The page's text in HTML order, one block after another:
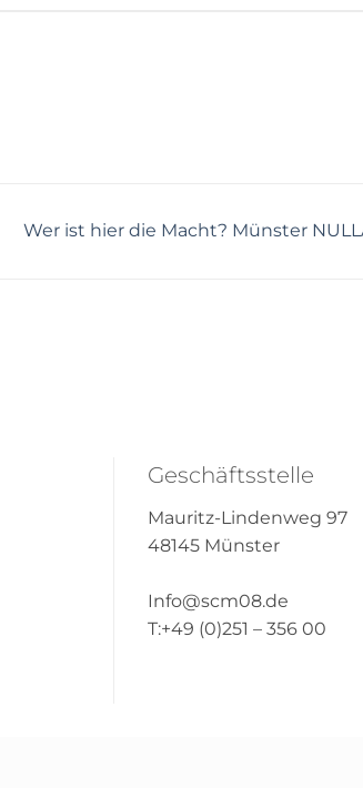
Wer ist hier die Macht? Münster
Geschäftsstelle
Mauritz-Lindenweg 97
48145 Münster
Info@scm08.de
T:+49 (0)251 – 356 00